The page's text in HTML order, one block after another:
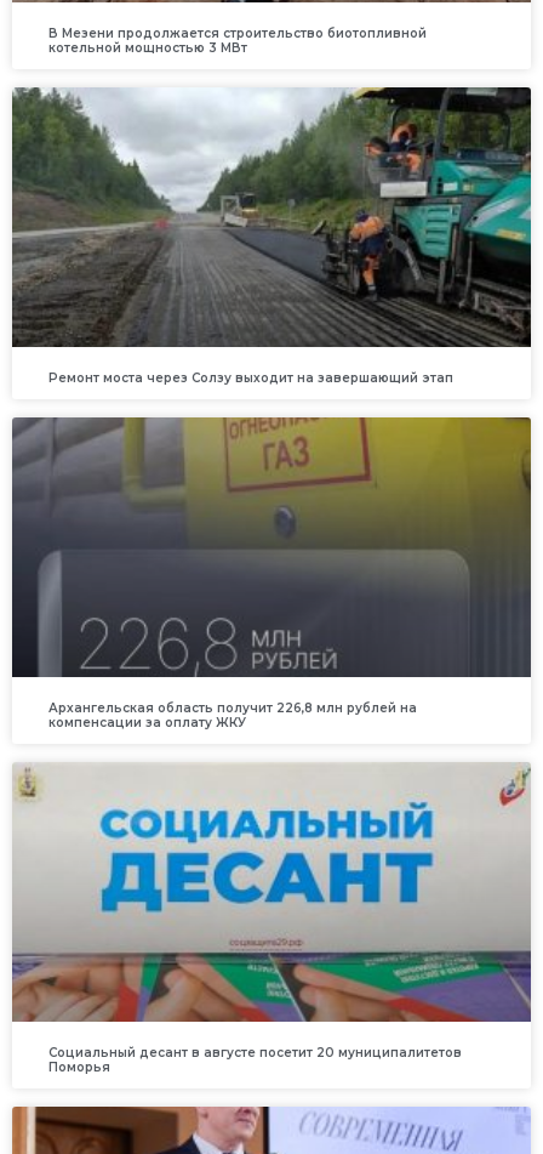
В Мезени продолжается строительство биотопливной
котельной мощностью 3 МВт
Ремонт моста через Солзу выходит на завершающий этап
Архангельская область получит 226,8 млн рублей на
компенсации за оплату ЖКУ
Социальный десант в августе посетит 20 муниципалитетов
Поморья